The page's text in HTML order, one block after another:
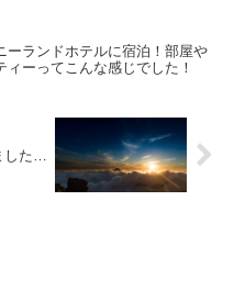
ーランドホテルに宿泊！部屋や
ィーってこんな感じでした！
した…